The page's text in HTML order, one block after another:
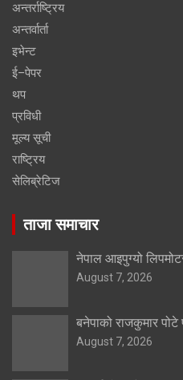
अन्तर्राष्ट्रिय
अन्तर्वार्ता
इभेन्ट
ई–पेपर
थप
प्रविधी
मूल्य सूची
राष्ट्रिय
सेलिब्रेटिज
ताजा समाचार
नेपाल आइपुग्यो
August 7, 2026
बनेपाको राजकुमार
August 7, 2026